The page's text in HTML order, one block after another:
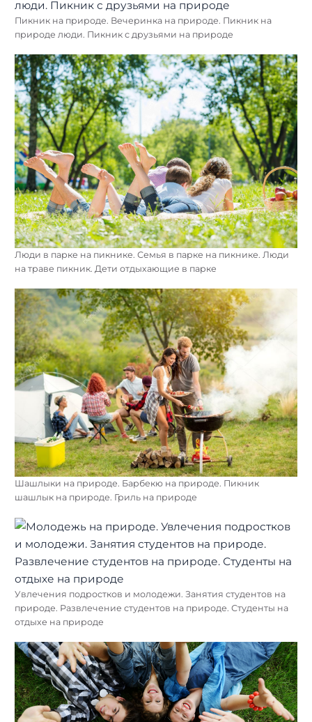
Пикник на природе. Вечеринка на природе. Пикник на
природе люди. Пикник с друзьями на природе
Люди в парке на пикнике. Семья в парке на пикнике. Люди
на траве пикник. Дети отдыхающие в парке
Шашлыки на природе. Барбекю на природе. Пикник
шашлык на природе. Гриль на природе
Увлечения подростков и молодежи. Занятия студентов на
природе. Развлечение студентов на природе. Студенты на
отдыхе на природе